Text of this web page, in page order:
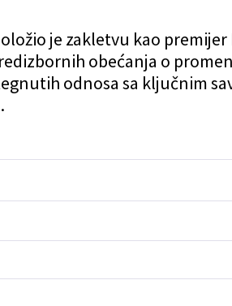
je zakletvu kao premijer
obećanja o
odnosa sa ključnim